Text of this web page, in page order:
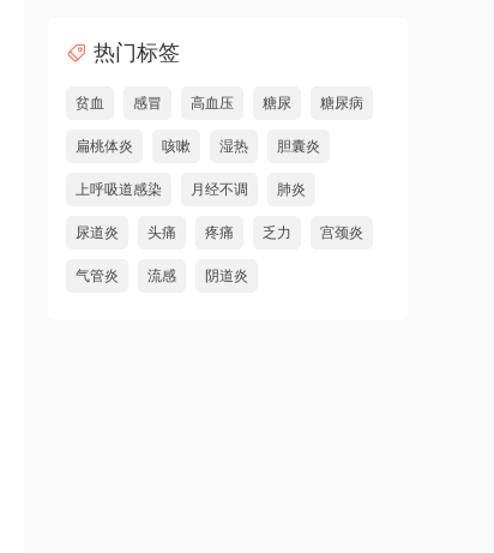
热门标签
贫血 感冒 高血压 糖尿 糖尿病
扁桃体炎 咳嗽 湿热 胆囊炎
上呼吸道感染 月经不调 肺炎
尿道炎 头痛 疼痛 乏力 宫颈炎
气管炎 流感 阴道炎